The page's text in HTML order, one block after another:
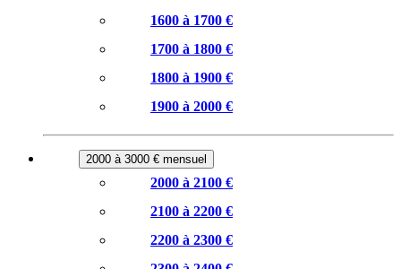
1600 à 1700 €
1700 à 1800 €
1800 à 1900 €
1900 à 2000 €
2000 à 3000 € mensuel
2000 à 2100 €
2100 à 2200 €
2200 à 2300 €